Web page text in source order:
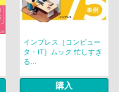
インプレス［コンピュー
タ・IT］ムック 忙しすぎ
る...
購入